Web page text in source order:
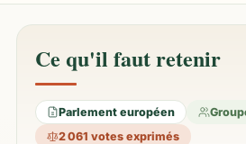
Ce qu'il faut retenir
Parlement européen
2 061 votes exprimés